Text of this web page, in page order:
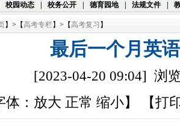
校园动态 校务公开 德育园地 法规文件
】>【高考专栏】>【高考复习 】
最后一个月英
[2023-04-20 09:04] 浏
体： 放大 正常 缩小】 【打